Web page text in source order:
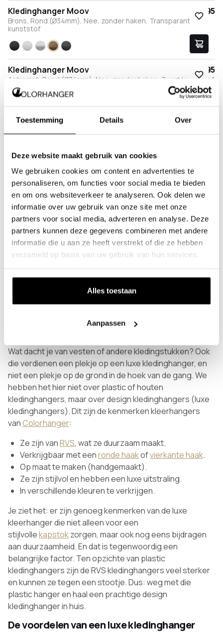
Toestemming Details Over
Deze website maakt gebruik van cookies
We gebruiken cookies om content en advertenties te
personaliseren, om functies voor social media te bieden
en om ons websiteverkeer te analyseren. Ook delen we
informatie over uw gebruik van onze site met onze
partners voor social media, adverteren en analyse. Deze
partners kunnen deze gegevens combineren met andere
informatie die u aan ze heeft verstrekt of die ze hebben
verzameld op basis van uw gebruik van hun services.
Alles toestaan
Aanpassen
Kledinghanger Moov € 17,95
Brons, Rond (Ø34mm), Nee, zonder haken, Transparant
kunststof
ZwartWitRVSBronsAntraciet
Kledinghanger Moov
€ 17,95
Antraciet, Rond (Ø34mm), Nee, zonder haken, Zwart kunststof
Kledinghanger Moov
€ 17,95
Zwart
WitRVSBronsAntraciet
Kledinghangers
Zonder kledinghangers is een kapstok niet compleet.
Waarom niet? Omdat je bij eenwandkapstok,plafond
kapstokof staande kapstok vaak kledinghangers nodig
hebt. Een bijkomend voordeel: het ziet er nog stijlvol uit
ook. En dan hebben we het niet over een plastic
Kledinghangers voor jassen, maar ook voor
andere kledingstukken
aan een hanger waar je je jas aan kunt ophangen.
Wat dacht je van vesten of andere kledingstukken? Ook
die verdienen een plekje op een luxe kledinghanger, en
niet een plekje op de grond in de hoek van de gang. We
hebben het hier niet over plastic of houten
kledinghangers, maar over design kledinghangers (luxe
kledinghangers). Dit zijn de kenmerken kleerhangers
vanColorhanger:
Ze zijn vanRVS, wat ze duurzaam maakt.
Verkrijgbaar met eenronde haakofvierkante haak.
Op maat te maken (handgemaakt).
Ze zijn stijlvol en hebben een luxe uitstraling.
In verschillende kleuren te verkrijgen.
Je ziet het: er zijn genoeg kenmerken van de luxe
kleerhanger die niet alleen voor een
stijlvollekapstokzorgen, maar ook nog eens bijdragen
aan duurzaamheid. En dat is tegenwoordig een
belangrijke factor. Ten opzichte van plastic
kledinghangers zijn de RVS kledinghangers veel sterker
en kunnen ze tegen een stootje. Dus: weg met die
plastic hanger en haal een prachtige design
kledinghanger in huis.
De voordelen van een luxe kledinghanger